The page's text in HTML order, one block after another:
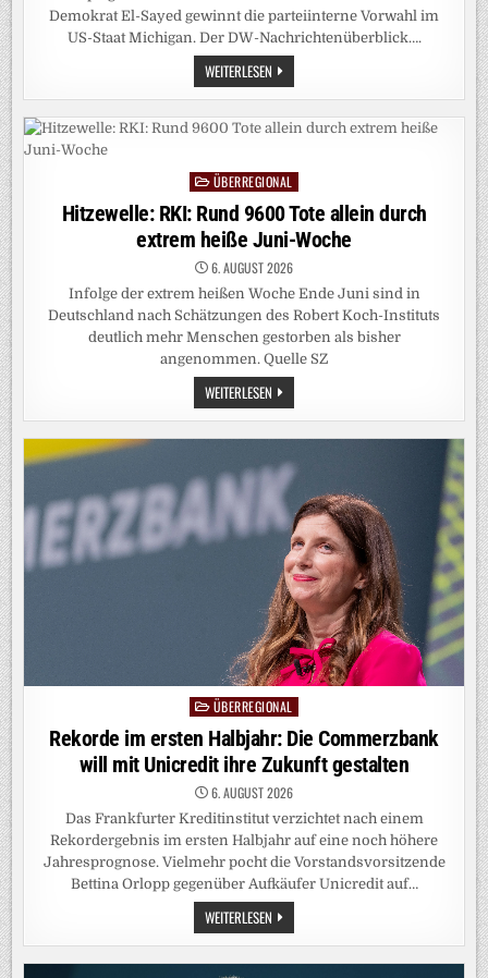
Demokrat El-Sayed gewinnt die parteiinterne Vorwahl im
US-Staat Michigan. Der DW-Nachrichtenüberblick….
WEITERLESEN NEWS
KOMPAKT:
DOBRINDT
SPRENGSTOFF-
DROHNE
SORGE
Posted
in
ÜBERREGIONAL
Hitzewelle: RKI: Rund 9600 Tote allein durch
extrem heiße Juni-Woche
6. AUGUST 2026
Infolge der extrem heißen Woche Ende Juni sind in
Deutschland nach Schätzungen des Robert Koch-Instituts
deutlich mehr Menschen gestorben als bisher
angenommen. Quelle SZ
WEITERLESEN HITZEWELLE:
RKI:
RUND
ALLEIN
DURCH
EXTREM
HEISSE J
UNI-W
OCHE
PostedÜBERREGIONAL
Rekorde im ersten Halbjahr: Die Commerzbank
will mit Unicredit ihre Zukunft gestalten
6. AUGUST 2026
Das Frankfurter Kreditinstitut verzichtet nach einem
Rekordergebnis im ersten Halbjahr auf eine noch höhere
Jahresprognose. Vielmehr pocht die Vorstandsvorsitzende
Bettina Orlopp gegenüber Aufkäufer Unicredit auf…
WEITERLESEN REKORDE
IM
ERSTEN